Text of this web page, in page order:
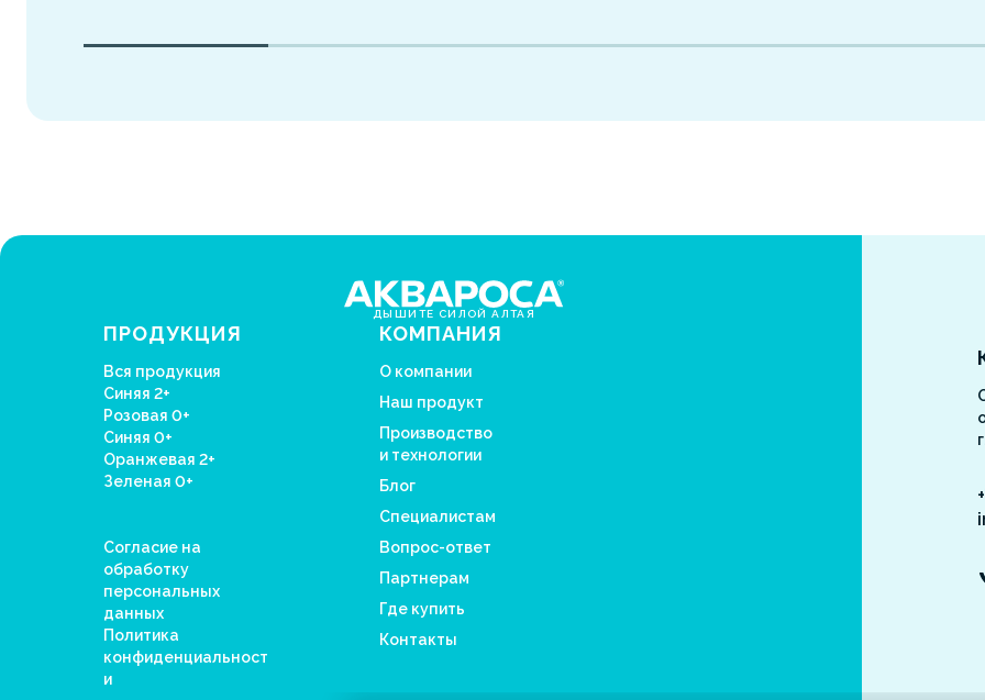
ДЫШИТЕ СИЛОЙ АЛТАЯ
ПРОДУКЦИЯ
Вся продукция
Синяя 2+
Розовая 0+
Синяя 0+
Оранжевая 2+
Зеленая 0+
Согласие на
обработку
персональных
данных
Политика
конфиденциальност
и
КОМПАНИЯ
О компании
Наш продукт
Производство
и технологии
Блог
Специалистам
Вопрос-ответ
Партнерам
Где купить
Контакты